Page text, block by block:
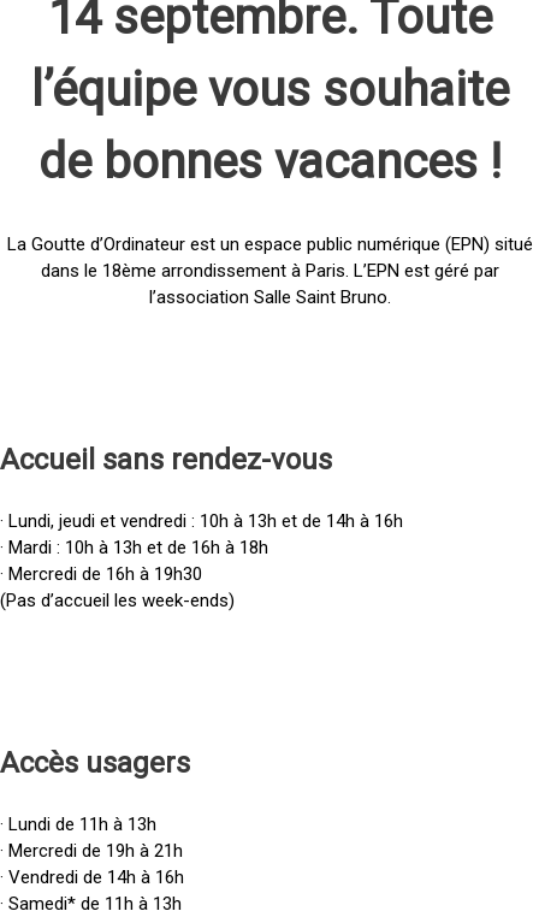
14 septembre. Toute
l’équipe vous souhaite
de bonnes vacances !
La Goutte d’Ordinateur est un espace public numérique (EPN) situé
dans le 18ème arrondissement à Paris. L’EPN est géré par
l’association Salle Saint Bruno.
Accueil sans rendez-vous
· Lundi, jeudi et vendredi : 10h à 13h et de 14h à 16h
· Mardi : 10h à 13h et de 16h à 18h
· Mercredi de 16h à 19h30
(Pas d’accueil les week-ends)
Accès usagers
· Lundi de 11h à 13h
· Mercredi de 19h à 21h
· Vendredi de 14h à 16h
· Samedi* de 11h à 13h